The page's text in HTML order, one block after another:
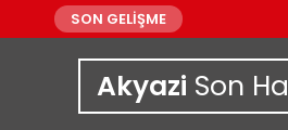
SON GELİŞME
Akyazi Son